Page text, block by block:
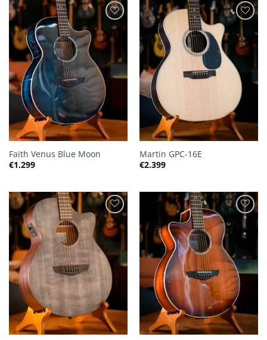
Faith Venus Blue Moon
€1.299
Martin GPC-16E
€2.399